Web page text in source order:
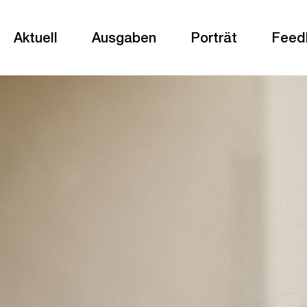
Aktuell Ausgaben Porträt